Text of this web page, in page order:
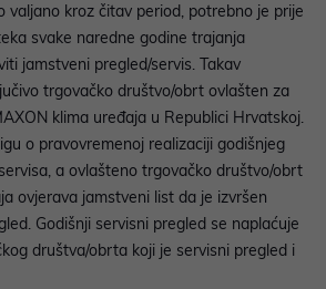
valjano kroz čitav period, potrebno je prije
svake naredne godine trajanja
jamstveni pregled/servis. Takav
trgovačko društvo/obrt ovlašten za
klima uređaja u Republici Hrvatskoj.
o pravovremenoj realizaciji godišnjeg
a ovlašteno trgovačko društvo/obrt
ovjerava jamstveni list da je izvršen
Godišnji servisni pregled se naplaćuje
društva/obrta koji je servisni pregled i